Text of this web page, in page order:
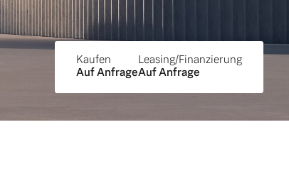
Kaufen
Auf Anfrage
Leasing/Finanzierung
Auf Anfrage